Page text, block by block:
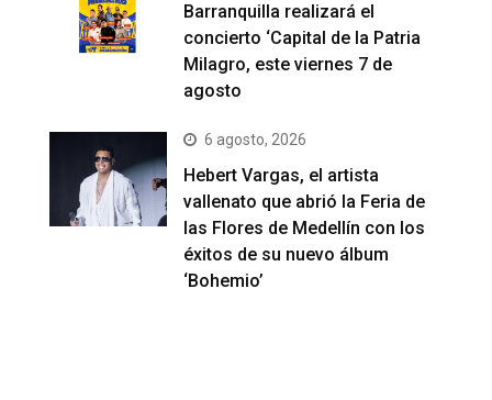
Barranquilla realizará el
concierto ‘Capital de la Patria
Milagro, este viernes 7 de
agosto
6 agosto, 2026
Hebert Vargas, el artista
vallenato que abrió la Feria de
las Flores de Medellín con los
éxitos de su nuevo álbum
‘Bohemio’